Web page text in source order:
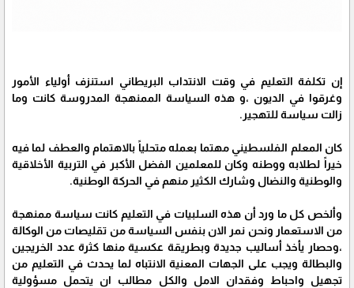
إن تكلفة التعليم في وقت الانتداب البريطاني استنزف أولياء الأمور
وغرقوا في الديون ،و هذه السياسة الممنهجة المدروسة كانت وما
زالت سياسة للتهجير.
كان المعلم الفلسطيني مهتما بعمله متحلياً بالاهتمام والعطف لما فيه
خيراً لطلابه ووطنه وكان للمعلمين الفضل الأكبر في التربية الأخلاقية
والوطنية والنضال وشارك الكثير منهم في الحركة الوطنية.
وألخص كل ما ورد أن هذه السلبيات في التعليم كانت سياسة ممنهجة
من الاستعمار ونحن نمر الان بنفس السياسة من تقليصات من الوكالة
،وحصار يأخذ أساليب جديدة وبطريقة عكسية منها كثرة عدد الخريجين
والبطالة ويجب على الجهات المعنية الانتباه لما يحدث في التعليم من
تجهيل واحباط وفقدان الامل والكل مطالب ان يتحمل مسؤولية